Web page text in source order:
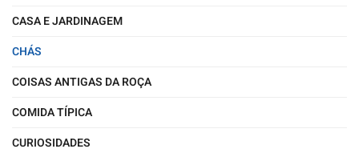
CASA E JARDINAGEM
CHÁS
COISAS ANTIGAS DA ROÇA
COMIDA TÍPICA
CURIOSIDADES